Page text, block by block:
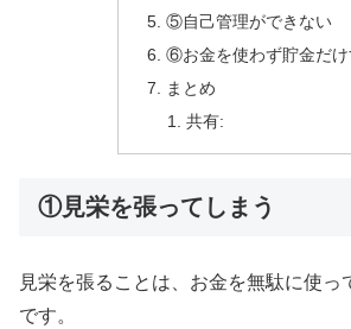
⑤自己管理ができない
⑥お金を使わず貯金だけ
まとめ
共有:
①見栄を張ってしまう
見栄を張ることは、お金を無駄に使っ
です。